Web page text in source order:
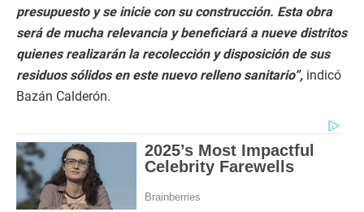
presupuesto y se inicie con su construcción. Esta obra
será de mucha relevancia y beneficiará a nueve distritos
quienes realizarán la recolección y disposición de sus
residuos sólidos en este nuevo relleno sanitario”, indicó
Bazán Calderón.